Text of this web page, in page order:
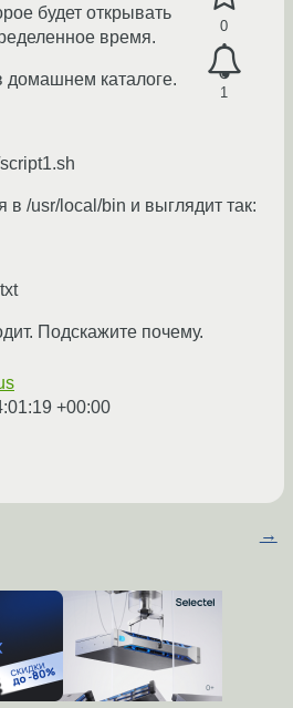
0
1
будет открывать
время.
каталоге.
в /usr/local/bin и выглядит так:
Подскажите почему.
+00:00
→